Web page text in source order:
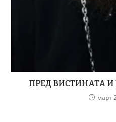
ПРЕД ВИСТИНАТА
март